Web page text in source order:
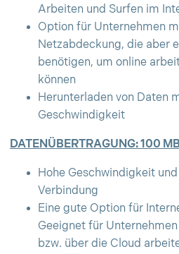
Arbeiten und Surfen im
Option für Unternehmen
Netzabdeckung, die aber
benötigen, um online
können
Herunterladen von Daten
Geschwindigkeit
DATENÜBERTRAGUNG: 100
Hohe Geschwindigkeit
Verbindung
Eine gute Option für
Geeignet für
bzw. über die Cloud